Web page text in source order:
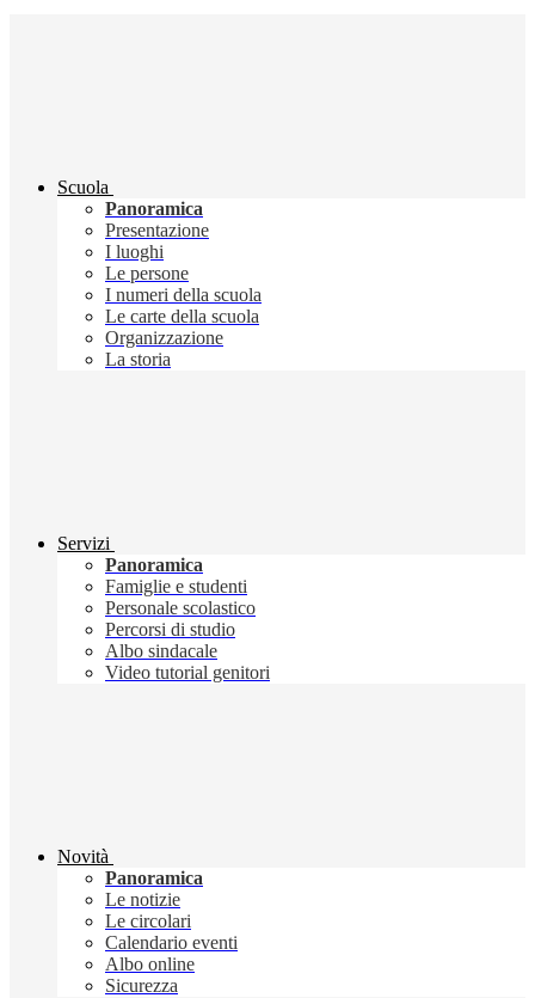
Scuola
Panoramica
Presentazione
I luoghi
Le persone
I numeri della scuola
Le carte della scuola
Organizzazione
La storia
Servizi
Panoramica
Famiglie e studenti
Personale scolastico
Percorsi di studio
Albo sindacale
Video tutorial genitori
Novità
Panoramica
Le notizie
Le circolari
Calendario eventi
Albo online
Sicurezza